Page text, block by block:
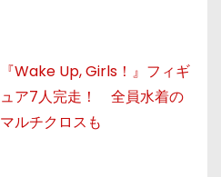
『Wake Up, Girls！』フィギ
ュア7人完走！ 全員水着の
マルチクロスも